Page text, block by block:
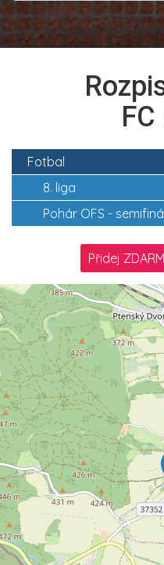
Fotbal
8. liga
Pohár OFS -
Přidej